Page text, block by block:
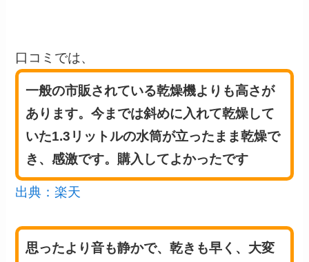
口コミでは、
一般の市販されている乾燥機よりも高さが
あります。今までは斜めに入れて乾燥して
いた1.3リットルの水筒が立ったまま乾燥で
き、感激です。購入してよかったです
出典：楽天
思ったより音も静かで、乾きも早く、大変